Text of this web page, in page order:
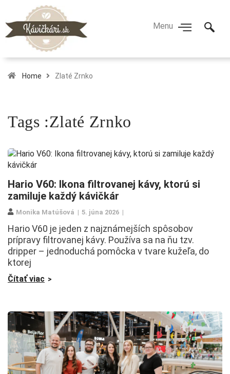
Home Zlaté Zrnko
Tags :Zlaté Zrnko
Hario V60: Ikona filtrovanej kávy, ktorú si
zamiluje každý kávičkár
Monika Matúšová 5. júna 2026
Hario V60 je jeden z najznámejších spôsobov
prípravy filtrovanej kávy. Používa sa na ňu tzv.
dripper – jednoduchá pomôcka v tvare kužeľa, do
ktorej
Čítať viac